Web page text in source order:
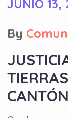
JUNIO 13,
By
CANTÓN